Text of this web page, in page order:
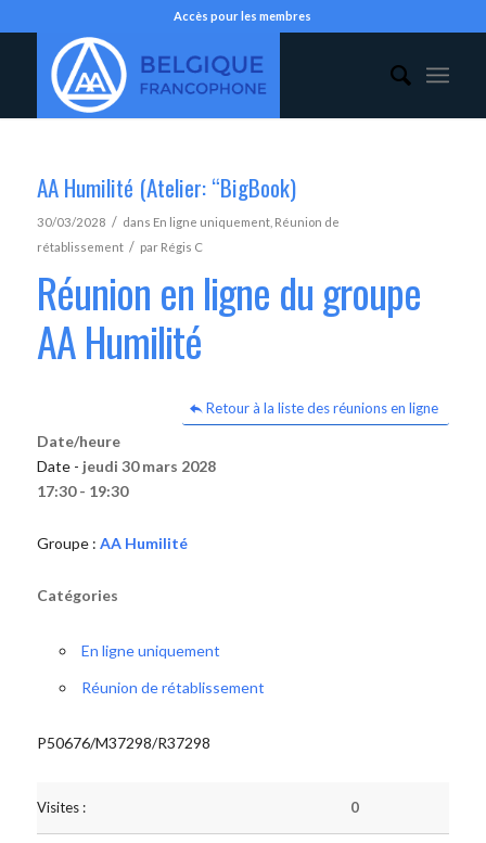
Accès pour les membres
AA Humilité (Atelier: “BigBook)
30/03/2028 / dans En ligne uniquement, Réunion de
rétablissement / par Régis C
Réunion en ligne du groupe
AA Humilité
Retour à la liste des réunions en ligne
Date/heure
Date - jeudi 30 mars 2028
17:30 - 19:30
Groupe : AA Humilité
Catégories
En ligne uniquement
Réunion de rétablissement
P50676/M37298/R37298
Visites : 0